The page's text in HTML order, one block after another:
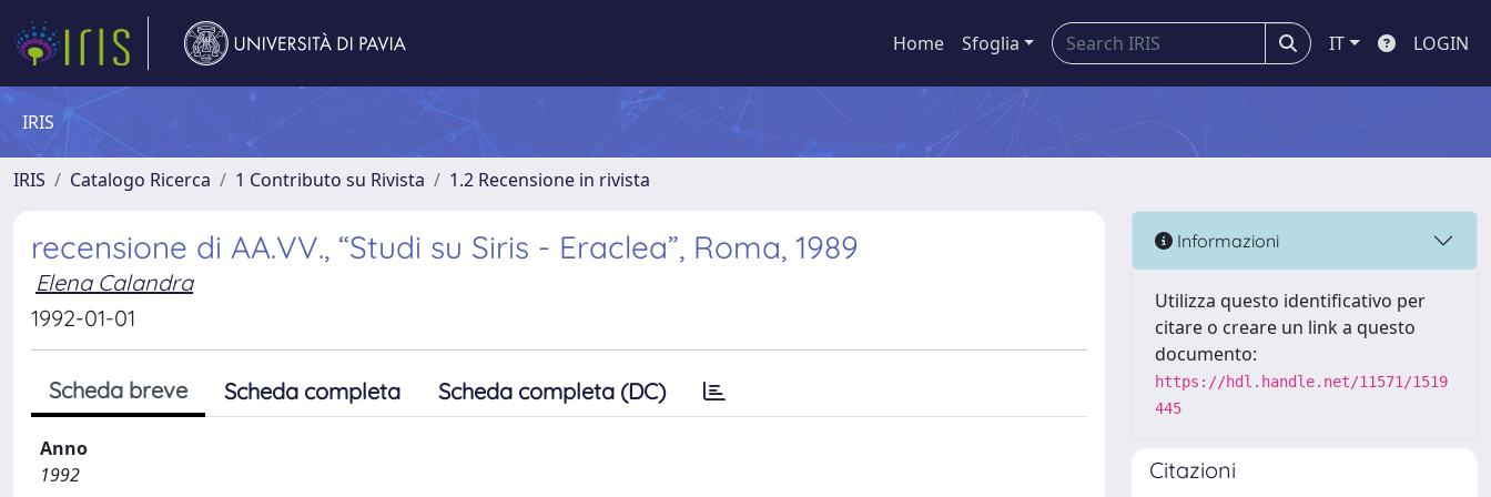
Home Sfoglia IT LOGIN
IRIS
IRIS Catalogo Ricerca 1 Contributo su Rivista 1.2 Recensione in rivista
recensione di AA.VV., “Studi su Siris - Eraclea”, Roma, 1989
Elena Calandra
1992-01-01
Scheda breve Scheda completa Scheda completa (DC)
Anno
1992
Informazioni
Utilizza questo identificativo per
citare o creare un link a questo
documento:
https://hdl.handle.net/11571/1519
445
Citazioni